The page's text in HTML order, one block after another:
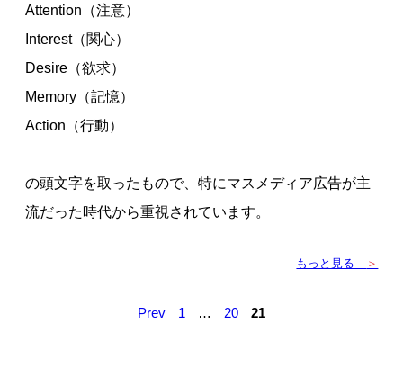
Attention（注意）
Interest（関心）
Desire（欲求）
Memory（記憶）
Action（行動）
の頭文字を取ったもので、特にマスメディア広告が主
流だった時代から重視されています。
もっと見る ＞
Prev 1 … 20 21